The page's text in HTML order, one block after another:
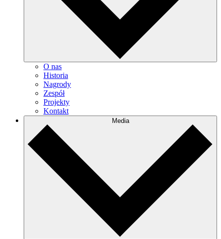
O nas
Historia
Nagrody
Zespół
Projekty
Kontakt
Media